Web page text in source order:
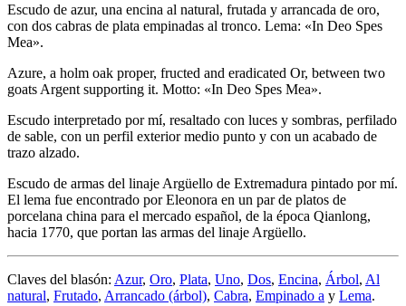
Escudo de azur, una encina al natural, frutada y arrancada de oro,
con dos cabras de plata empinadas al tronco. Lema: «In Deo Spes
Mea».
Azure, a holm oak proper, fructed and eradicated Or, between two
goats Argent supporting it. Motto: «In Deo Spes Mea».
Escudo interpretado por mí, resaltado con luces y sombras, perfilado
de sable, con un perfil exterior medio punto y con un acabado de
trazo alzado.
Escudo de armas del linaje Argüello de Extremadura pintado por mí.
El lema fue encontrado por Eleonora en un par de platos de
porcelana china para el mercado español, de la época Qianlong,
hacia 1770, que portan las armas del linaje Argüello.
Claves del blasón: Azur, Oro, Plata, Uno, Dos, Encina, Árbol, Al
natural, Frutado, Arrancado (árbol), Cabra, Empinado a y Lema.